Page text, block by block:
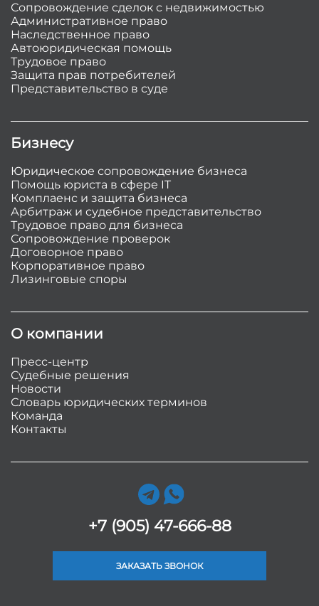
Сопровождение сделок с недвижимостью
Административное право
Наследственное право
Автоюридическая помощь
Трудовое право
Защита прав потребителей
Представительство в суде
Бизнесу
Юридическое сопровождение бизнеса
Помощь юриста в сфере IT
Комплаенс и защита бизнеса
Арбитраж и судебное представительство
Трудовое право для бизнеса
Сопровождение проверок
Договорное право
Корпоративное право
Лизинговые споры
О компании
Пресс-центр
Судебные решения
Новости
Словарь юридических терминов
Команда
Контакты
+7 (905) 47-666-88
ЗАКАЗАТЬ ЗВОНОК